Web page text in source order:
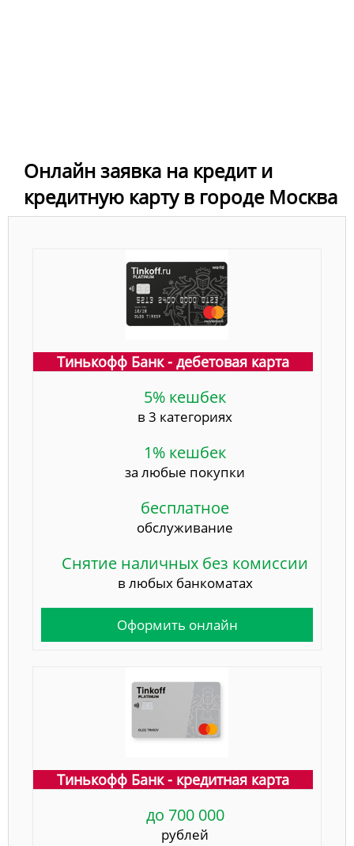
Онлайн заявка на кредит и
кредитную карту в городе Москва
Тинькофф Банк - дебетовая карта
5% кешбек
в 3 категориях
1% кешбек
за любые покупки
бесплатное
обслуживание
Снятие наличных без комиссии
в любых банкоматах
Оформить онлайн
Тинькофф Банк - кредитная карта
до 700 000
рублей